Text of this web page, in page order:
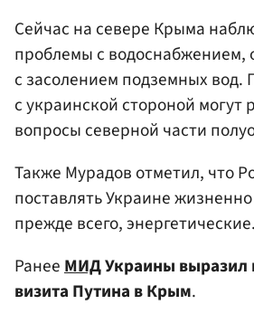
Сейчас на севере Крыма
проблемы с водоснабжением,
с засолением подземных вод.
с украинской стороной могут
вопросы северной части
Также Мурадов отметил, что
поставлять Украине
прежде всего, энергетические.
РанееМИДУкраины выразил
визита Путина в Крым.